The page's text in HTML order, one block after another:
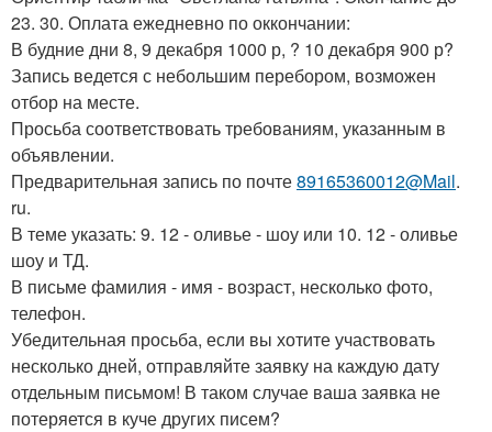
23. 30. Оплата ежедневно по оккончании:
В будние дни 8, 9 декабря 1000 р, ? 10 декабря 900 р?
Запись ведется с небольшим перебором, возможен
отбор на месте.
Просьба соответствовать требованиям, указанным в
объявлении.
Предварительная запись по почте89165360012@Mail.
ru.
В теме указать: 9. 12 - оливье - шоу или 10. 12 - оливье
шоу и ТД.
В письме фамилия - имя - возраст, несколько фото,
телефон.
Убедительная просьба, если вы хотите участвовать
несколько дней, отправляйте заявку на каждую дату
отдельным письмом! В таком случае ваша заявка не
потеряется в куче других писем?